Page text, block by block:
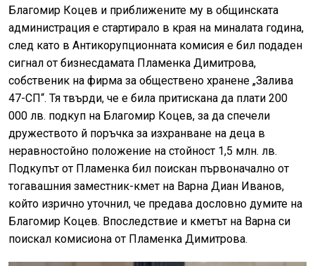
Благомир Коцев и приближените му в общинската
администрация е стартирало в края на миналата година,
след като в Антикорупционната комисия е бил подаден
сигнал от бизнесдамата Пламенка Димитрова,
собственик на фирма за обществено хранене „Залива
47-СП“. Тя твърди, че е била притискана да плати 200
000 лв. подкуп на Благомир Коцев, за да спечели
дружеството й поръчка за изхранване на деца в
неравностойно положение на стойност 1,5 млн. лв.
Подкупът от Пламенка бил поискан първоначално от
тогавашния заместник-кмет на Варна Диан Иванов,
който изрично уточнил, че предава дословно думите на
Благомир Коцев. Впоследствие и кметът на Варна си
поискал комисиона от Пламенка Димитрова.